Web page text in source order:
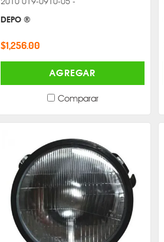
DEPO ®
$1,256.00
AGREGAR
Comparar